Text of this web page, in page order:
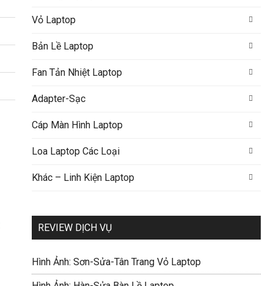
Vỏ Laptop
Bản Lề Laptop
Fan Tản Nhiệt Laptop
Adapter-Sạc
Cáp Màn Hình Laptop
Loa Laptop Các Loại
Khác – Linh Kiện Laptop
REVIEW DỊCH VỤ
Hình Ảnh: Sơn-Sửa-Tân Trang Vỏ Laptop